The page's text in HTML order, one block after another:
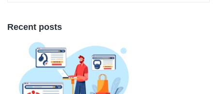
Recent posts